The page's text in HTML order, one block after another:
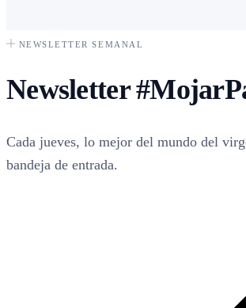
NEWSLETTER SEMANAL
Newsletter
Cada jueves, lo mejor del mundo del
bandeja de entrada.